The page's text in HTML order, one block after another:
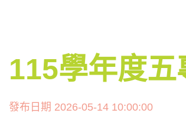
115學年度
發布日期 2026-05-14 10:00:00